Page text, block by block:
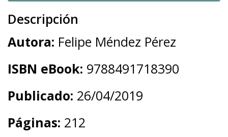
Descripción
Autora: Felipe Méndez Pérez
ISBN eBook: 9788491718390
Publicado: 26/04/2019
Páginas: 212